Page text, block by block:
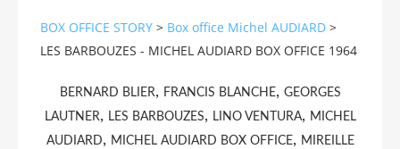
BOX OFFICE STORY > Box office Michel AUDIARD >
LES BARBOUZES - MICHEL AUDIARD BOX OFFICE 1964
BERNARD BLIER, FRANCIS BLANCHE, GEORGES
LAUTNER, LES BARBOUZES, LINO VENTURA, MICHEL
AUDIARD, MICHEL AUDIARD BOX OFFICE, MIREILLE